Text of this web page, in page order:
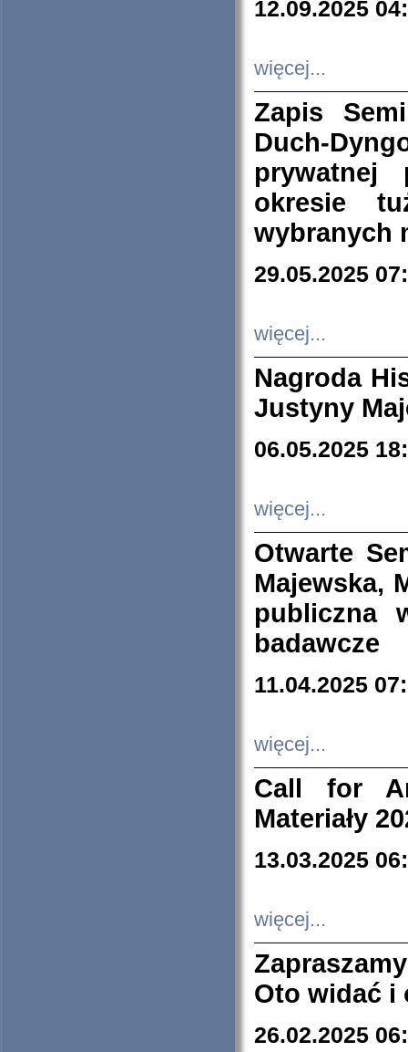
12.09.2025
więcej...
Zapis
Duch-
prywatnej
okresie
wybranych
29.05.2025
więcej...
Nagroda
Justyny
06.05.2025
więcej...
Otwarte
Majewska,
publiczna
badawcze
11.04.2025
więcej...
Call for
Materiały
13.03.2025
więcej...
Oto widać i
26.02.2025